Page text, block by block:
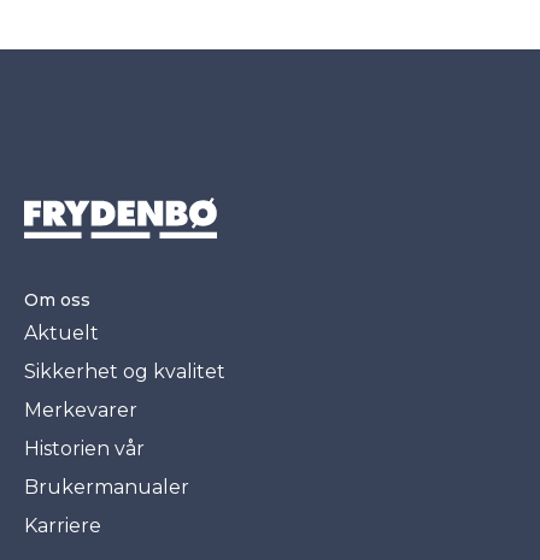
Om oss
Aktuelt
Sikkerhet og kvalitet
Merkevarer
Historien vår
Brukermanualer
Karriere